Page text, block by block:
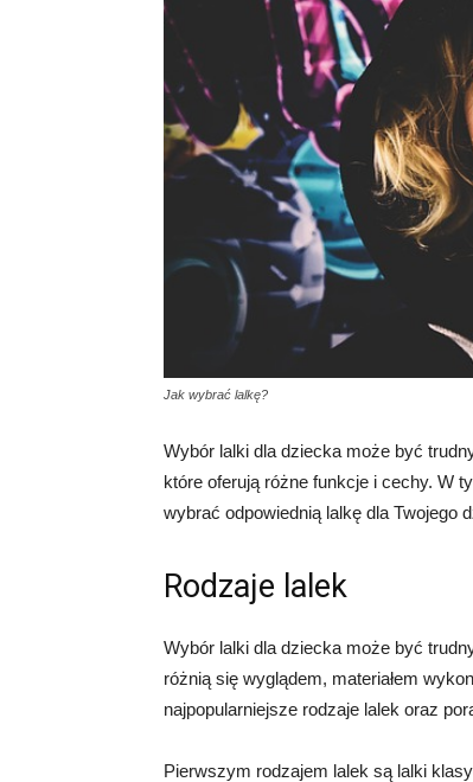
Jak wybrać lalkę?
Wybór lalki dla dziecka może być
które oferują różne funkcje i cechy. W
wybrać odpowiednią lalkę dla Twojego
Rodzaje lalek
Wybór lalki dla dziecka może być
różnią się wyglądem, materiałem
najpopularniejsze rodzaje lalek oraz
Pierwszym rodzajem lalek są lalki